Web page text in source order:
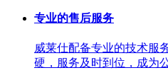
专业的售后服务
威莱仕配备专业的技术服
硬，服务及时到位，成为